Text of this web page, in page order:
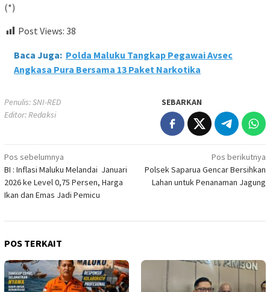
(*)
Post Views: 38
Baca Juga: Polda Maluku Tangkap Pegawai Avsec
Angkasa Pura Bersama 13 Paket Narkotika
Penulis: SNI-RED
Editor: Redaksi
SEBARKAN
Navigasi
pos
Pos sebelumnya
BI : Inflasi Maluku Melandai Januari
2026 ke Level 0,75 Persen, Harga
Ikan dan Emas Jadi Pemicu
Pos berikutnya
Polsek Saparua Gencar Bersihkan
Lahan untuk Penanaman Jagung
POS TERKAIT